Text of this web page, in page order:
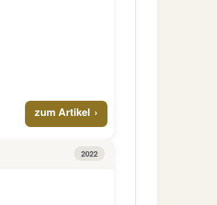
zum Artikel
2022